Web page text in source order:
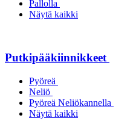
Pallolla
Näytä kaikki
Putkipääkiinnikkeet
Pyöreä
Neliö
Pyöreä Neliökannella
Näytä kaikki